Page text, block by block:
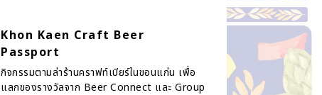
Khon Kaen Craft Beer
Passport
กิจกรรมตามล่าร้านคราฟท์เบียร์ในขอนแก่น เพื่อ
แลกของรางวัลจาก Beer Connect และ Group